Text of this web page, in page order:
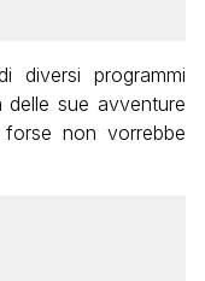
diversi programmi
sue avventure
forse non vorrebbe